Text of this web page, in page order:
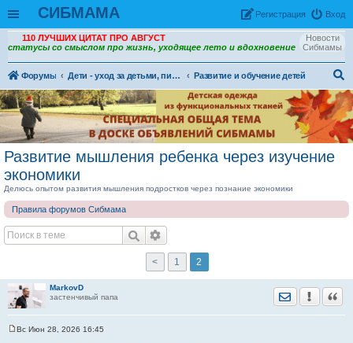
СИБМАМА Вход
Рeгиcтpaция
Новости
Сибмамы
110 ЛУЧШИХ ЦИТАТ ПРО АВГУСТ
статусы со смыслом про жизнь, уходящее лето и вдохновение
Форумы Дети - уход за детьми, питание и воспитание детей.
Развитие и обучение детей
ои
ск
Развитие мышления ребенка через изучение
экономики
Делюсь опытом развития мышления подростков через познание экономики
Правила форумов Сибмама
< 1 2
MarkovD
застенчивый папа
Отправить
Вс Июн 28, 2026 16:45